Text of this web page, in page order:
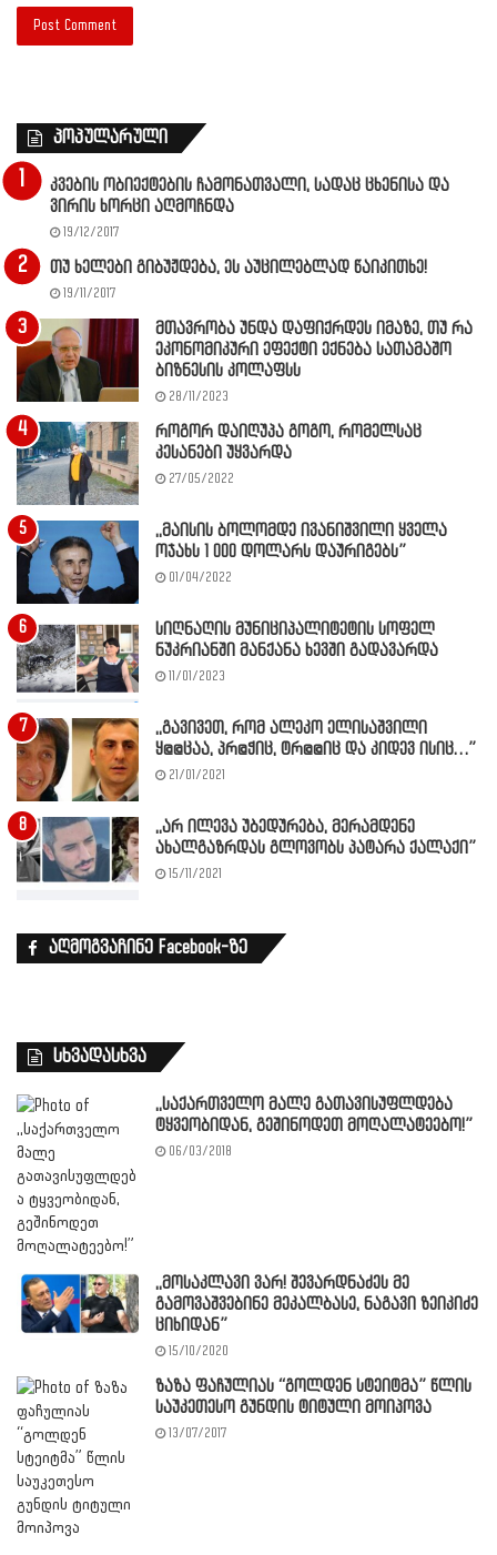
პოპულარული
კვების ობიექტების ჩამონათვალი, სადაც ცხენისა და
ვირის ხორცი აღმოჩნდა
19/12/2017
თუ ხელები გიბუჟდება, ეს აუცილებლად წაიკითხე!
19/11/2017
მთავრობა უნდა დაფიქრდეს იმაზე, თუ რა
ეკონომიკური ეფექტი ექნება სათამაშო
ბიზნესის კოლაფსს
28/11/2023
როგორ დაიღუპა გოგო, რომელსაც
კესანები უყვარდა
27/05/2022
,,მაისის ბოლომდე ივანიშვილი ყველა
ოჯახს 1 000 დოლარს დაურიგებს”
01/04/2022
სიღნაღის მუნიციპალიტეტის სოფელ
ნუკრიანში მანქანა ხევში გადავარდა
11/01/2023
,,გავივეთ, რომ ალეკო ელისაშვილი
ყ@@ცაა, პრ@ჭიც, ტრ@@იც და კიდევ ისიც…”
21/01/2021
,,არ ილევა უბედურება, მერამდენე
ახალგაზრდას გლოვობს პატარა ქალაქი”
15/11/2021
აღმოგვაჩინე Facebook-ზე
სხვადასხვა
,,საქართველო მალე გათავისუფლდება
ტყვეობიდან, გეშინოდეთ მოღალატეებო!”
06/03/2018
,,მოსაკლავი ვარ! შევარდნაძეს მე
გამოვაშვებინე მეკალბასე, ნაგავი ზეიკიძე
ციხიდან”
15/10/2020
ზაზა ფაჩულიას “გოლდენ სტეიტმა” წლის
საუკეთესო გუნდის ტიტული მოიპოვა
13/07/2017